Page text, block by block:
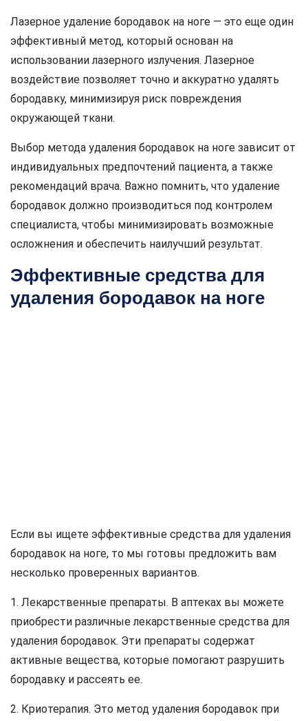
Лазерное удаление бородавок на ноге — это еще один
эффективный метод, который основан на
использовании лазерного излучения. Лазерное
воздействие позволяет точно и аккуратно удалять
бородавку, минимизируя риск повреждения
окружающей ткани.
Выбор метода удаления бородавок на ноге зависит от
индивидуальных предпочтений пациента, а также
рекомендаций врача. Важно помнить, что удаление
бородавок должно производиться под контролем
специалиста, чтобы минимизировать возможные
осложнения и обеспечить наилучший результат.
Эффективные средства для
удаления бородавок на ноге
Если вы ищете эффективные средства для удаления
бородавок на ноге, то мы готовы предложить вам
несколько проверенных вариантов.
1. Лекарственные препараты. В аптеках вы можете
приобрести различные лекарственные средства для
удаления бородавок. Эти препараты содержат
активные вещества, которые помогают разрушить
бородавку и рассеять ее.
2. Криотерапия. Это метод удаления бородавок при